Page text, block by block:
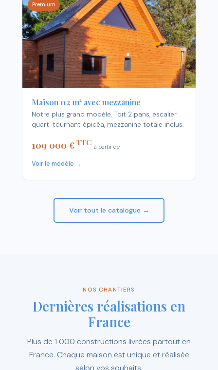
Premium
Maison 112 m² avec mezzanine
Notre plus grand modèle. Toit 2 pans, escalier
quart-tournant épicéa, mezzanine totale inclus.
109 000 €TTC à partir de
Voir le modèle →
Voir tout le catalogue →
NOS CHANTIERS
Dernières réalisations en
France
Plus de 1 000 constructions livrées partout en
France. Chaque maison est unique et réalisée
selon vos souhaits.